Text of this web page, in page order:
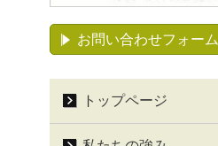
お問い合わせフォーム
トップページ